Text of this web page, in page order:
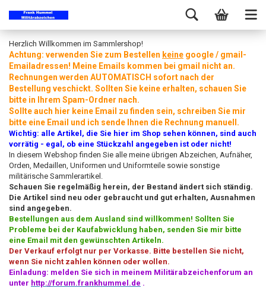
Herzlich Willkommen im Sammlershop!
Achtung: verwenden Sie zum Bestellen keine google / gmail-
Emailadressen! Meine Emails kommen bei gmail nicht an.
Rechnungen werden AUTOMATISCH sofort nach der
Bestellung veschickt. Sollten Sie keine erhalten, schauen Sie
bitte in Ihrem Spam-Ordner nach.
Sollte auch hier keine Email zu finden sein, schreiben Sie mir
bitte eine Email und ich sende Ihnen die Rechnung manuell.
Wichtig: alle Artikel, die Sie hier im Shop sehen können, sind auch
vorrätig - egal, ob eine Stückzahl angegeben ist oder nicht!
In diesem Webshop finden Sie alle meine übrigen Abzeichen, Aufnäher,
Orden, Medaillen, Uniformen und Uniformteile sowie sonstige
militärische Sammlerartikel.
Schauen Sie regelmäßig herein, der Bestand ändert sich ständig.
Die Artikel sind neu oder gebraucht und gut erhalten, Ausnahmen
sind angegeben.
Bestellungen aus dem Ausland sind willkommen! Sollten Sie
Probleme bei der Kaufabwicklung haben, senden Sie mir bitte
eine Email mit den gewünschten Artikeln.
Der Verkauf erfolgt nur per Vorkasse. Bitte bestellen Sie nicht,
wenn Sie nicht zahlen können oder wollen.
Einladung: melden Sie sich in meinem Militärabzeichenforum an
unter http://forum.frankhummel.de .